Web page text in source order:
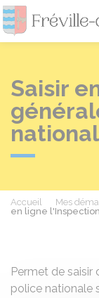
Saisir
Accueil Mes
en ligne
Permet de
police nationale